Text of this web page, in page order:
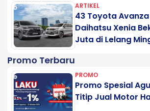
ARTIKEL
43 Toyota
Daihatsu Xenia
Juta di Lelang
Promo Terbaru
PROMO
Promo Spesial
Titip Jual Motor